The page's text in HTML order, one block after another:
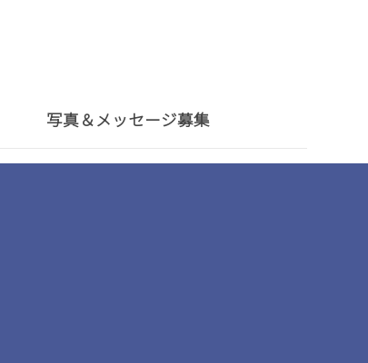
写真＆メッセージ募集